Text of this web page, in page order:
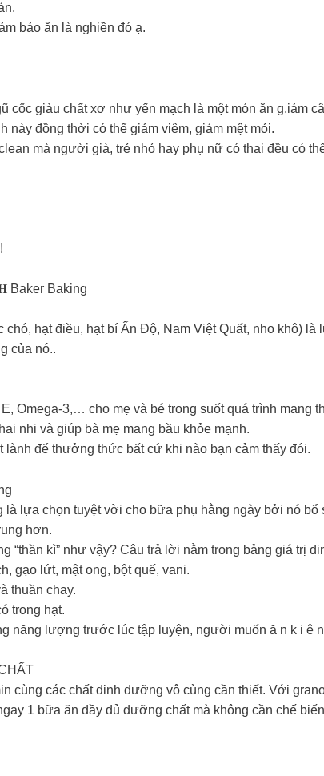
bảo ăn là nghiền đó ạ.
giàu chất xơ như yến mạch là một món ăn g.iảm
này đồng thời có thể giảm viêm, giảm mệt mỏi.
mà người già, trẻ nhỏ hay phụ nữ có thai đều có
Baking
hạt điều, hạt bí Ấn Độ, Nam Việt Quất, nho khô)
của nó..
Omega-3,… cho mẹ và bé trong suốt quá trình mang
nhi và giúp bà mẹ mang bầu khỏe mạnh.
để thưởng thức bất cứ khi nào bạn cảm thấy đói.
lựa chọn tuyệt vời cho bữa phụ hằng ngày bởi nó bổ
hơn.
“thần kì” như vậy? Câu trả lời nằm trong bảng giá trị
gạo lứt, mật ong, bột quế, vani.
thuần chay.
trong hạt.
năng lượng trước lúc tập luyện, người muốn ă n k i ê
cùng các chất dinh dưỡng vô cùng cần thiết. Với
1 bữa ăn đầy đủ dưỡng chất mà không cần chế